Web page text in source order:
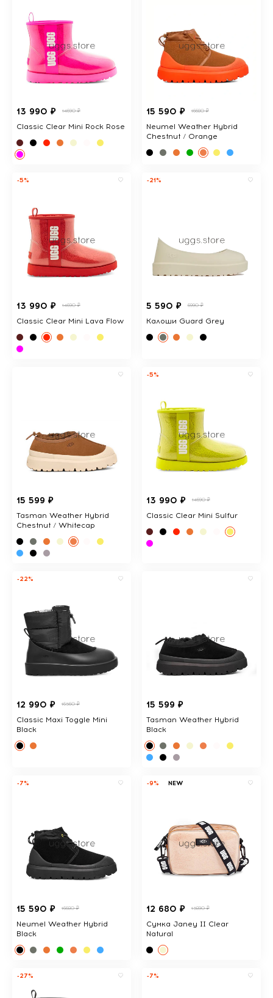
13 990 ₽ 14690 ₽
Classic Clear Mini Rock Rose
15 590 ₽ 16680 ₽
Neumel Weather Hybrid
Chestnut / Orange
-5%
13 990 ₽ 14690 ₽
Classic Clear Mini Lava Flow
-21%
5 590 ₽ 6990 ₽
Калоши Guard Grey
15 599 ₽
Tasman Weather Hybrid
Chestnut / Whitecap
-5%
13 990 ₽ 14690 ₽
Classic Clear Mini Sulfur
-22%
12 990 ₽ 16560 ₽
Classic Maxi Toggle Mini
Black
15 599 ₽
Tasman Weather Hybrid
Black
-7%
15 590 ₽ 16680 ₽
Neumel Weather Hybrid
Black
-9% NEW
12 680 ₽ 13890 ₽
Сумка Janey II Clear
Natural
-27% -7%